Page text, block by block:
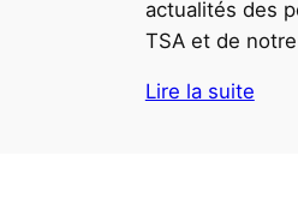
actualités des
TSA et de
Lire la suite